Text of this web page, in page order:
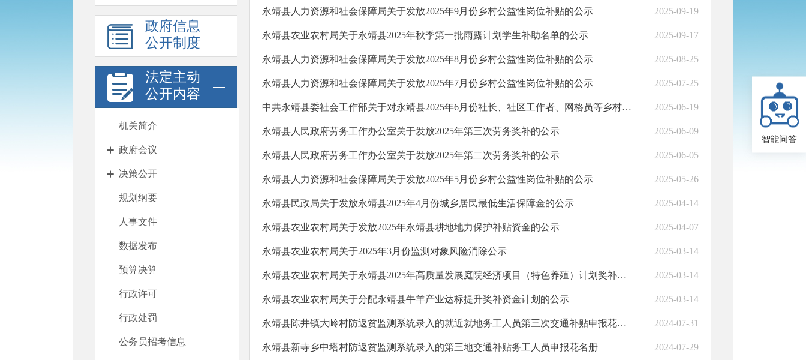
政府信息
公开制度
法定主动
公开内容
机关简介
政府会议
决策公开
规划纲要
人事文件
数据发布
预算决算
行政许可
行政处罚
公务员招考信息
永靖县人力资源和社会保障局关于发放2025年9月份乡村公益性岗位补贴的公示 2025-09-19
永靖县农业农村局关于永靖县2025年秋季第一批雨露计划学生补助名单的公示 2025-09-17
永靖县人力资源和社会保障局关于发放2025年8月份乡村公益性岗位补贴的公示 2025-08-25
永靖县人力资源和社会保障局关于发放2025年7月份乡村公益性岗位补贴的公示 2025-07-25
中共永靖县委社会工作部关于对永靖县2025年6月份社长、社区工作者、网格员等乡村工作人员报酬发放情况的公示 2025-06-19
永靖县人民政府劳务工作办公室关于发放2025年第三次劳务奖补的公示 2025-06-09
永靖县人民政府劳务工作办公室关于发放2025年第二次劳务奖补的公示 2025-06-05
永靖县人力资源和社会保障局关于发放2025年5月份乡村公益性岗位补贴的公示 2025-05-26
永靖县民政局关于发放永靖县2025年4月份城乡居民最低生活保障金的公示 2025-04-14
永靖县农业农村局关于发放2025年永靖县耕地地力保护补贴资金的公示 2025-04-07
永靖县农业农村局关于2025年3月份监测对象风险消除公示 2025-03-14
永靖县农业农村局关于永靖县2025年高质量发展庭院经济项目（特色养殖）计划奖补花名的公示 2025-03-14
永靖县农业农村局关于分配永靖县牛羊产业达标提升奖补资金计划的公示 2025-03-14
永靖县陈井镇大岭村防返贫监测系统录入的就近就地务工人员第三次交通补贴申报花名册 2024-07-31
永靖县新寺乡中塔村防返贫监测系统录入的第三地交通补贴务工人员申报花名册 2024-07-29
智能问答